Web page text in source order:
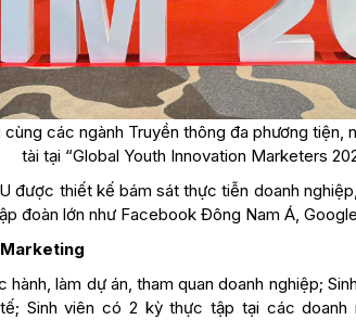
các ngành Truyền thông đa phương tiện,
tài tại “Global Youth Innovation Marketers
được thiết kế bám sát thực tiễn doanh
đoàn lớn như Facebook Đông Nam Á,
làm dự án, tham quan doanh nghiệp;
Sinh viên có 2 kỳ thực tập tại các doanh